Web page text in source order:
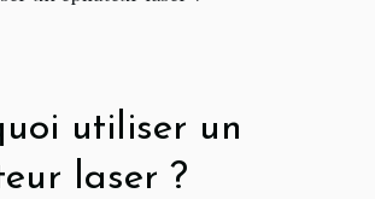
utiliser un
laser ?